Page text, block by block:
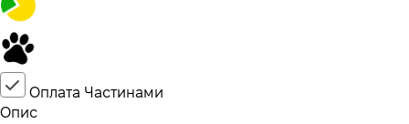
Оплата Частинами
Опис